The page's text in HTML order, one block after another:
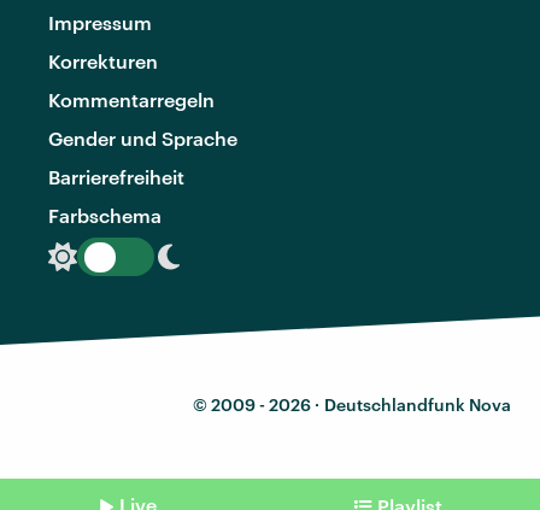
Impressum
Korrekturen
Kommentarregeln
Gender und Sprache
Barrierefreiheit
Farbschema
© 2009 - 2026 · Deutschlandfunk Nova
Live